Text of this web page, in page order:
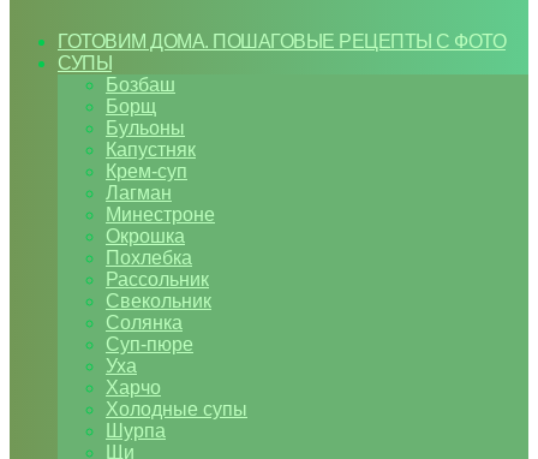
ГОТОВИМ ДОМА. ПОШАГОВЫЕ РЕЦЕПТЫ С ФОТО
СУПЫ
Бозбаш
Борщ
Бульоны
Капустняк
Крем-суп
Лагман
Минестроне
Окрошка
Похлебка
Рассольник
Свекольник
Солянка
Суп-пюре
Уха
Харчо
Холодные супы
Шурпа
Щи